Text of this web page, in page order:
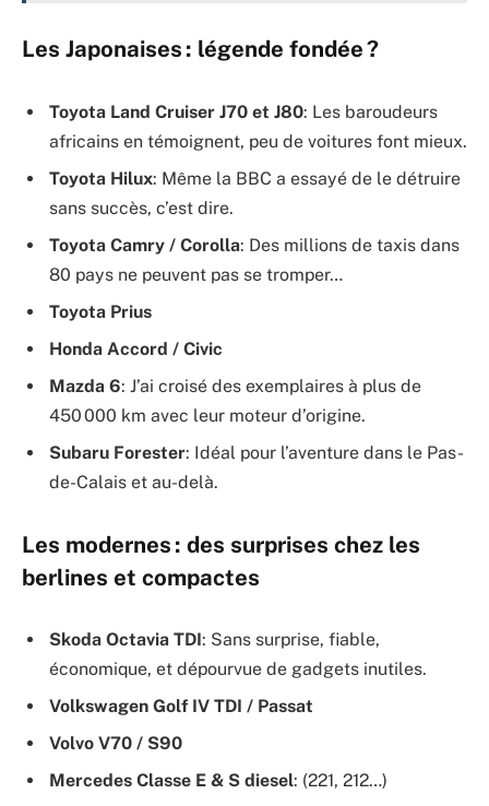
Les Japonaises : légende fondée ?
Toyota Land Cruiser J70 et J80: Les baroudeurs
africains en témoignent, peu de voitures font mieux.
Toyota Hilux: Même la BBC a essayé de le détruire
sans succès, c’est dire.
Toyota Camry / Corolla: Des millions de taxis dans
80 pays ne peuvent pas se tromper…
Toyota Prius
Honda Accord / Civic
Mazda 6: J’ai croisé des exemplaires à plus de
450 000 km avec leur moteur d’origine.
Subaru Forester: Idéal pour l’aventure dans le Pas-
de-Calais et au-delà.
Les modernes : des surprises chez les
berlines et compactes
Skoda Octavia TDI: Sans surprise, fiable,
économique, et dépourvue de gadgets inutiles.
Volkswagen Golf IV TDI / Passat
Volvo V70 / S90
Mercedes Classe E & S diesel: (221, 212…)